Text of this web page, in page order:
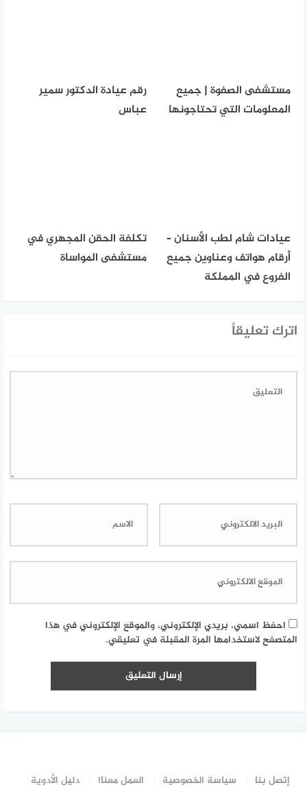
مستشفى الصفوة | جميع
المعلومات التي تحتاجونها
رقم عيادة الدكتور سمير
عباس
عيادات شام لطب الأسنان –
أرقام هواتف وعناوين جميع
الفروع في المملكة
تكلفة الحقن المجهري في
مستشفى المواساة
اترك تعليقاً
احفظ اسمي، بريدي الإلكتروني، والموقع الإلكتروني في هذا
المتصفح لاستخدامها المرة المقبلة في تعليقي.
إتصل بنا سياسة الخصوصية العمل معنا! دليل الأدوية